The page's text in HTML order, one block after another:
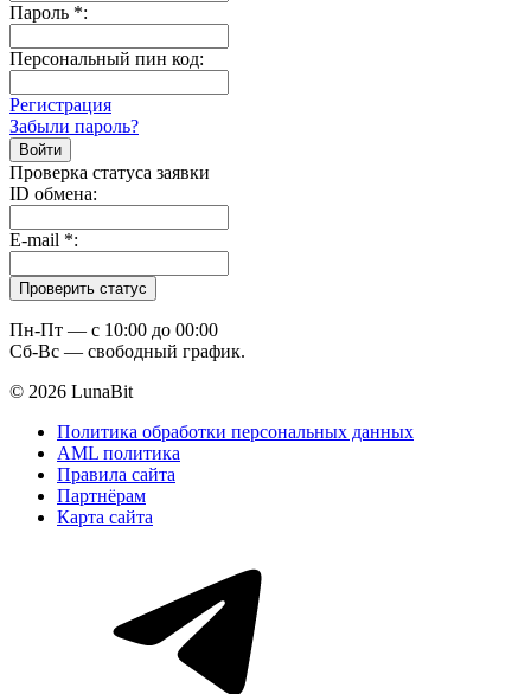
Пароль *:
Персональный пин код:
Регистрация
Забыли пароль?
Проверка статуса заявки
ID обмена:
E-mail *:
Пн-Пт — c 10:00 до 00:00
Сб-Вс — свободный график.
© 2026 LunaBit
Политика обработки персональных данных
AML политика
Правила сайта
Партнёрам
Карта сайта